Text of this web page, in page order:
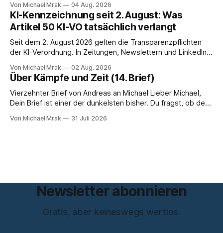
über zehn Jahre Datenschutzbeauftragte bei eBay und hat
zum Thema Meinungsfreiheit promoviert. Das Gespräch ist
inhaltlich dichter als die meisten Kurzinterviews zum Thema
und beantwortet einige Fragen,
Von Michael Mrak 04 Aug. 2026
KI-Kennzeichnung seit 2. August: Was
Artikel 50 KI-VO tatsächlich verlangt
Seit dem 2. August 2026 gelten die Transparenzpflichten
der KI-Verordnung. In Zeitungen, Newslettern und LinkedIn-
trotzdem falsch ist: Ab jetzt müsse alles gekennzeichnet
werden, was mit künstlicher Intelligenz entstanden sei. Das
stimmt so nicht. Artikel 50 der KI-Verordnung
Von Michael Mrak 02 Aug. 2026
Über Kämpfe und Zeit (14. Brief)
Vierzehnter Brief von Andreas an Michael Lieber Michael,
Dein Brief ist einer der dunkelsten bisher. Du fragst, ob der
letzten Hebel, der sich noch bewegt, und zwischen Deinen
Von Michael Mrak 31 Juli 2026
Newsletter abonnieren
Gratis, aber keineswegs wertlos.